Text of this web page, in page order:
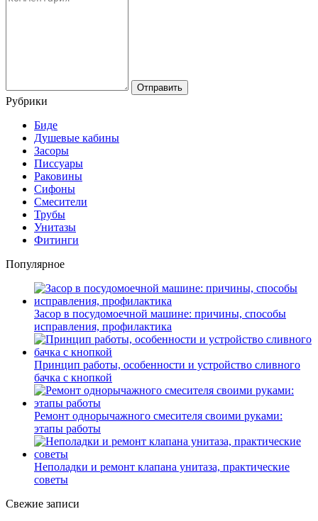
Рубрики
Биде
Душевые кабины
Засоры
Писсуары
Раковины
Сифоны
Смесители
Трубы
Унитазы
Фитинги
Популярное
Засор в посудомоечной машине: причины, способы
исправления, профилактика
Принцип работы, особенности и устройство сливного
бачка с кнопкой
Ремонт однорычажного смесителя своими руками:
этапы работы
Неполадки и ремонт клапана унитаза, практические
советы
Свежие записи